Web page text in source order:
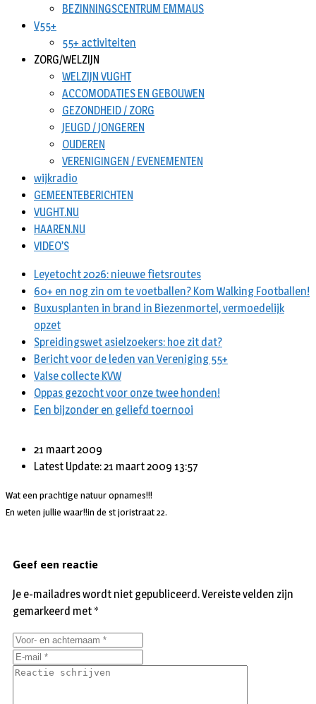
BEZINNINGSCENTRUM EMMAUS
V55+
55+ activiteiten
ZORG/WELZIJN
WELZIJN VUGHT
ACCOMODATIES EN GEBOUWEN
GEZONDHEID / ZORG
JEUGD / JONGEREN
OUDEREN
VERENIGINGEN / EVENEMENTEN
wijkradio
GEMEENTEBERICHTEN
VUGHT.NU
HAAREN.NU
VIDEO’S
Leyetocht 2026: nieuwe fietsroutes
60+ en nog zin om te voetballen? Kom Walking Footballen!
Buxusplanten in brand in Biezenmortel, vermoedelijk
opzet
Spreidingswet asielzoekers: hoe zit dat?
Bericht voor de leden van Vereniging 55+
Valse collecte KVW
Oppas gezocht voor onze twee honden!
Een bijzonder en geliefd toernooi
21 maart 2009
Latest Update: 21 maart 2009 13:57
Wat een prachtige natuur opnames!!!
En weten jullie waar!!in de st joristraat 22.
Geef een reactie
Je e-mailadres wordt niet gepubliceerd.Vereiste velden zijn
gemarkeerd met *